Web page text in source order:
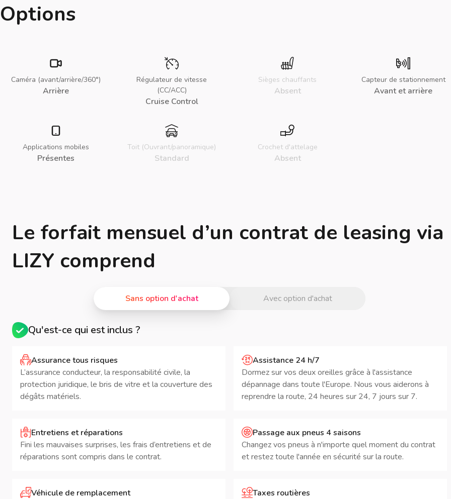
Options
Caméra (avant/arrière/360°)
Arrière
Régulateur de vitesse
(CC/ACC)
Cruise Control
Sièges chauffants
Absent
Capteur de stationnement
Avant et arrière
Applications mobiles
Présentes
Toit (Ouvrant/panoramique)
Standard
Crochet d'attelage
Absent
Le forfait mensuel d’un contrat de leasing via
LIZY comprend
Avec option d'achat
Sans option d'achat
Qu'est-ce qui est inclus ?
Assurance tous risques
L’assurance conducteur, la responsabilité civile, la
protection juridique, le bris de vitre et la couverture des
dégâts matériels.
Assistance 24 h/7
Dormez sur vos deux oreilles grâce à l'assistance
dépannage dans toute l'Europe. Nous vous aiderons à
reprendre la route, 24 heures sur 24, 7 jours sur 7.
Entretiens et réparations
Fini les mauvaises surprises, les frais d’entretiens et de
réparations sont compris dans le contrat.
Passage aux pneus 4 saisons
Changez vos pneus à n'importe quel moment du contrat
et restez toute l'année en sécurité sur la route.
Véhicule de remplacement
Taxes routières